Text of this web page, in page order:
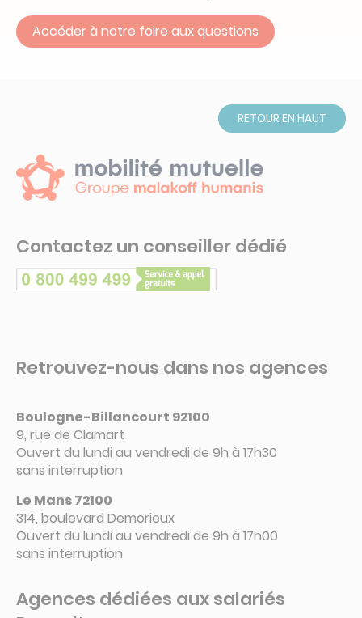
Accéder à notre foire aux questions
Contactez un conseiller dédié
Retrouvez-nous dans nos agences
Boulogne-Billancourt 92100
9, rue de Clamart
Ouvert du lundi au vendredi de 9h à 17h30
sans interruption
Le Mans 72100
314, boulevard Demorieux
Ouvert du lundi au vendredi de 9h à 17h00
sans interruption
Agences dédiées aux salariés
RETOUR EN HAUT